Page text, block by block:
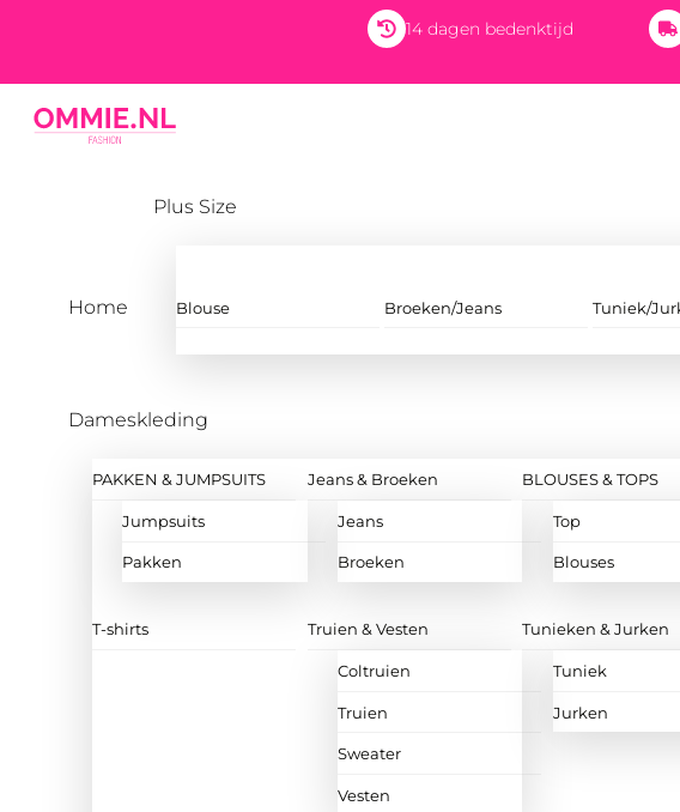
content
14 dagen bedenktijd
Home
Plus Size
Blouse Broeken/Jeans Tuniek/
Dameskleding
PAKKEN & JUMPSUITS
Jumpsuits
Pakken
Jeans & Broeken
Jeans
Broeken
BLOUSES & TOPS
Top
Blouses
T-shirts Truien & Vesten
Coltruien
Truien
Sweater
Vesten
Tunieken & Jurken
Tuniek
Jurken